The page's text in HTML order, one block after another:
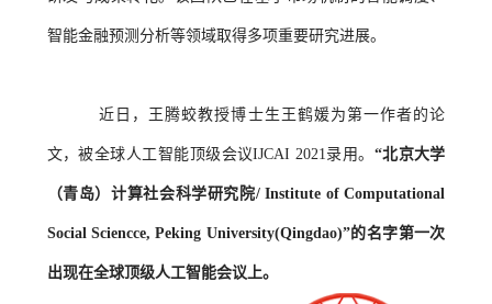
智能金融预测分析等领域取得多项重要研究进展。
近日，王腾蛟教授博士生王鹤媛为第一作者的论
文，被全球人工智能顶级会议IJCAI 2021录用。 “北京大学
（青岛）计算社会科学研究院/ Institute of Computational
Social Sciencce, Peking University(Qingdao)”的名字第一次
出现在全球顶级人工智能会议上。